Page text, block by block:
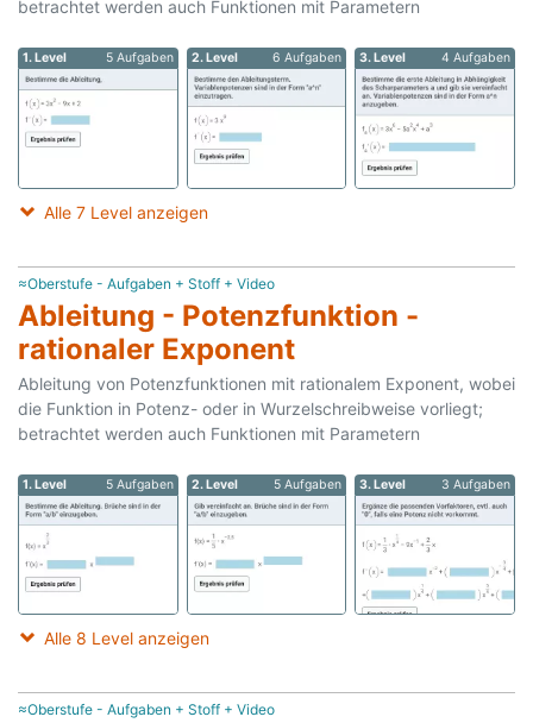
betrachtet werden auch Funktionen mit Parametern
1. Level 5 Aufgaben 2. Level 6 Aufgaben 3. Level 4 Aufgaben
Alle 7 Level anzeigen
≈Oberstufe - Aufgaben + Stoff + Video
Ableitung - Potenzfunktion -
rationaler Exponent
Ableitung von Potenzfunktionen mit rationalem Exponent, wobei
die Funktion in Potenz- oder in Wurzelschreibweise vorliegt;
betrachtet werden auch Funktionen mit Parametern
1. Level 5 Aufgaben 2. Level 5 Aufgaben 3. Level 3 Aufgaben
Alle 8 Level anzeigen
≈Oberstufe - Aufgaben + Stoff + Video